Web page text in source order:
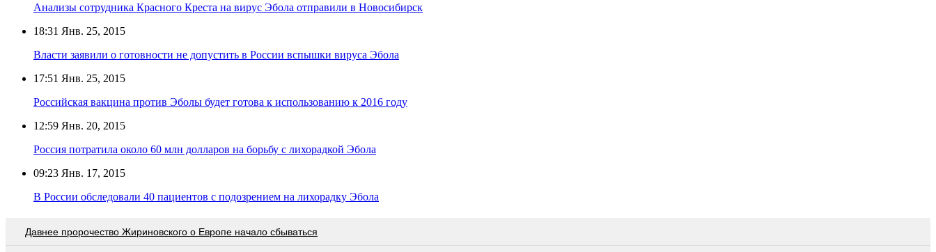
Анализы сотрудника Красного Креста на вирус Эбола отправили в Новосибирск
18:31 Янв. 25, 2015
Власти заявили о готовности не допустить в России вспышки вируса Эбола
17:51 Янв. 25, 2015
Российская вакцина против Эболы будет готова к использованию к 2016 году
12:59 Янв. 20, 2015
Россия потратила около 60 млн долларов на борьбу с лихорадкой Эбола
09:23 Янв. 17, 2015
В России обследовали 40 пациентов с подозрением на лихорадку Эбола
Давнее пророчество Жириновского о Европе начало сбываться